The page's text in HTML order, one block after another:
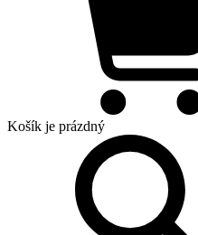
Košík je prázdný